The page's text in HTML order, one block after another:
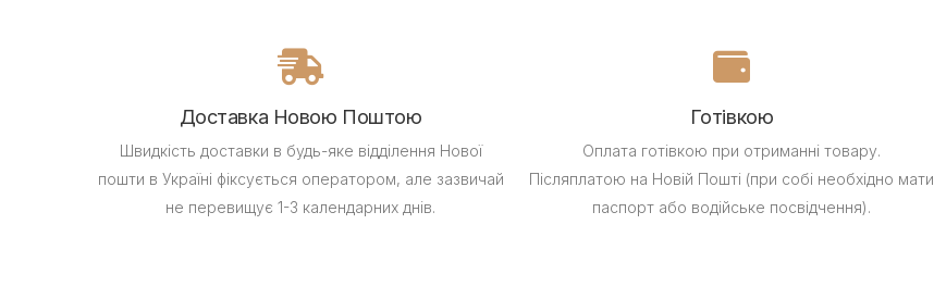
Доставка Новою Поштою
Швидкість доставки в будь-яке відділення Нової
пошти в Україні фіксується оператором, але зазвичай
не перевищує 1-3 календарних днів.
Готівкою
Оплата готівкою при отриманні товару.
Післяплатою на Новій Пошті (при собі необхідно мати
паспорт або водійське посвідчення).